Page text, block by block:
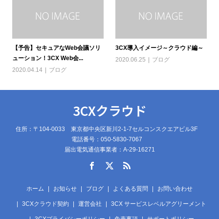
【予告】セキュアなWeb会議ソリ
ューション！3CX Web会...
2020.04.14
ブログ
3CX導入イメージ～クラウド編～
2020.06.25
ブログ
3CXクラウド
住所：〒104-0033 東京都中央区新川2-1-7セルコンスクエアビル3F
電話番号：050-5830-7067
届出電気通信事業者：A-29-16271
ホーム お知らせ ブログ よくある質問 お問い合わせ
3CXクラウド契約 運営会社 3CX サービスレベルアグリーメント